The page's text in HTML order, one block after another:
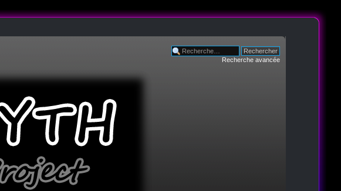
Recherche avancée